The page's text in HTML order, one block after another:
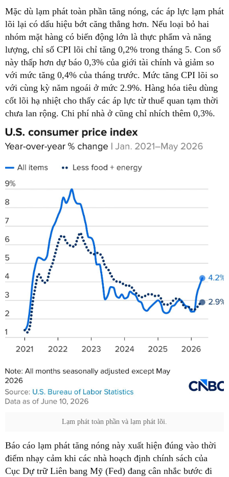
Mặc dù lạm phát toàn phần tăng nóng, các áp lực lạm phát
lõi lại có dấu hiệu bớt căng thẳng hơn. Nếu loại bỏ hai
nhóm mặt hàng có biến động lớn là thực phẩm và năng
lượng, chỉ số CPI lõi chỉ tăng 0,2% trong tháng 5. Con số
này thấp hơn dự báo 0,3% của giới tài chính và giảm so
với mức tăng 0,4% của tháng trước. Mức tăng CPI lõi so
với cùng kỳ năm ngoái ở mức 2.9%. Hàng hóa tiêu dùng
cốt lõi hạ nhiệt cho thấy các áp lực từ thuế quan tạm thời
chưa lan rộng. Chi phí nhà ở cũng chỉ nhích thêm 0,3%.
Lạm phát toàn phần và lạm phát lõi.
Báo cáo lạm phát tăng nóng này xuất hiện đúng vào thời
điểm nhạy cảm khi các nhà hoạch định chính sách của
Cục Dự trữ Liên bang Mỹ (Fed) đang cân nhắc bước đi